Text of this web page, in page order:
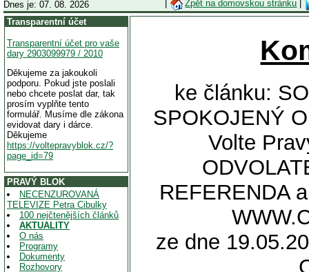
Dnes je: 07. 08. 2026 Zpět na domovskou stránku
Transparentní účet
Transparentní účet pro vaše
dary 2903099979 / 2010
Děkujeme za jakoukoli
podporu. Pokud jste poslali
nebo chcete poslat dar, tak
prosím vyplňte tento
formulář. Musíme dle zákona
evidovat dary i dárce.
Děkujeme
https://voltepravyblok.cz/?
page_id=79
PRAVÝ BLOK
NECENZUROVANÁ
TELEVIZE Petra Cibulky
100 nejčtenějších článků
AKTUALITY
O nás
Programy
Dokumenty
Rozhovory
ke článku:
SPOKOJENÝ
Volte
REFERENDA
ze dne